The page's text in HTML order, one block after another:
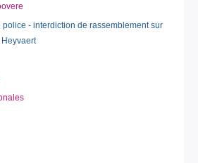
- interdiction de rassemblement sur